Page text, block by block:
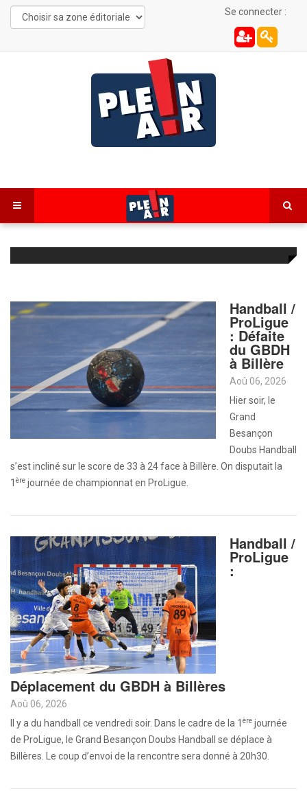
Se connecter :
Handball /
ProLigue
: Défaite
du GBDH
à Billère
Aoû 06, 2026
Hier soir, le
Grand
Besançon
Doubs Handball
s’est incliné sur le score de 33 à 24 face à Billère. On disputait la
1 ère journée de championnat en ProLigue.
Handball /
ProLigue
:
Déplacement du GBDH à Billères
Aoû 06, 2026
Il y a du handball ce vendredi soir. Dans le cadre de la 1 ère journée
de ProLigue, le Grand Besançon Doubs Handball se déplace à
Billères. Le coup d’envoi de la rencontre sera donné à 20h30.